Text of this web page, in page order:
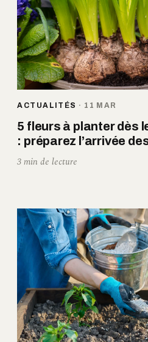
ACTUALITÉS · 11 MAR
5 fleurs à planter dès
: préparez l’arrivée
3 min de lecture